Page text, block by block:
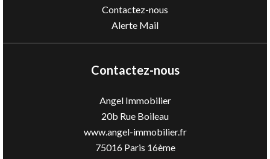
Contactez-nous
Alerte Mail
Contactez-nous
Angel Immobilier
20b Rue Boileau
www.angel-immobilier.fr
75016Paris 16ème